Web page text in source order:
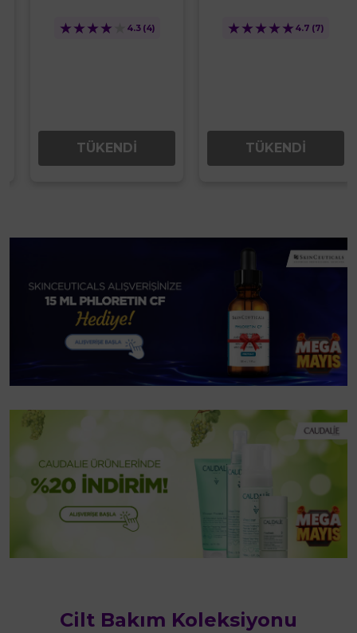
★
★
★
★ 4.3(4)
TÜKENDİ
★
★
★
★ 4.7(7)
TÜKENDİ
Cilt Bakım Koleksiyonu